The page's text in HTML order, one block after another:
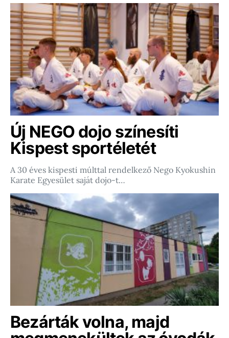
Új NEGO dojo színesíti
Kispest sportéletét
A 30 éves kispesti múlttal rendelkező Nego Kyokushin
Karate Egyesület saját dojo-t…
Bezárták volna, majd